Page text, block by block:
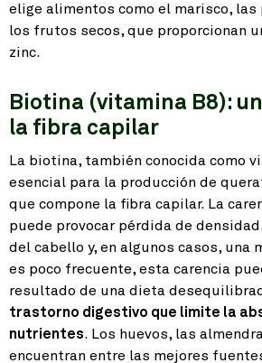
elige alimentos como el marisco, las
los frutos secos, que proporcionan
zinc.
Biotina (vitamina B8):
la fibra capilar
La biotina, también conocida como
esencial para la producción de
que compone la fibra capilar. La
puede provocar pérdida de
del cabello y, en algunos casos, una
es poco frecuente, esta carencia
resultado de una dieta
trastorno digestivo que limite la
nutrientes. Los huevos, las
encuentran entre las mejores